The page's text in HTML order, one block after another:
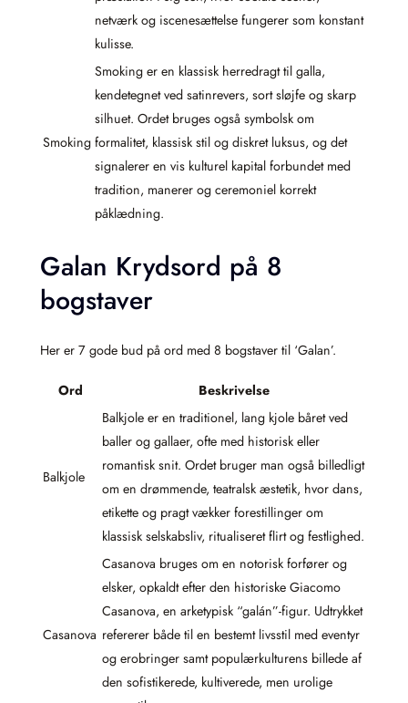
netværk og iscenesættelse fungerer som konstant
kulisse.
Smoking
Smoking er en klassisk herredragt til galla,
kendetegnet ved satinrevers, sort sløjfe og skarp
silhuet. Ordet bruges også symbolsk om
formalitet, klassisk stil og diskret luksus, og det
signalerer en vis kulturel kapital forbundet med
tradition, manerer og ceremoniel korrekt
påklædning.
Galan Krydsord på 8
bogstaver
Her er 7 gode bud på ord med 8 bogstaver til ‘Galan’.
Ord Beskrivelse
Balkjole
Balkjole er en traditionel, lang kjole båret ved
baller og gallaer, ofte med historisk eller
romantisk snit. Ordet bruger man også billedligt
om en drømmende, teatralsk æstetik, hvor dans,
etikette og pragt vækker forestillinger om
klassisk selskabsliv, ritualiseret flirt og festlighed.
Casanova
Casanova bruges om en notorisk forfører og
elsker, opkaldt efter den historiske Giacomo
Casanova, en arketypisk “galán”-figur. Udtrykket
refererer både til en bestemt livsstil med eventyr
og erobringer samt populærkulturens billede af
den sofistikerede, kultiverede, men urolige